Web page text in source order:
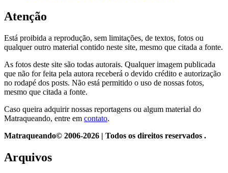
Atenção
Está proibida a reprodução, sem limitações, de textos, fotos ou
qualquer outro material contido neste site, mesmo que citada a fonte.
As fotos deste site são todas autorais. Qualquer imagem publicada
que não for feita pela autora receberá o devido crédito e autorização
no rodapé dos posts. Não está permitido o uso de nossas fotos,
mesmo que citada a fonte.
Caso queira adquirir nossas reportagens ou algum material do
Matraqueando, entre em contato.
Matraqueando© 2006-2026 | Todos os direitos reservados .
Arquivos